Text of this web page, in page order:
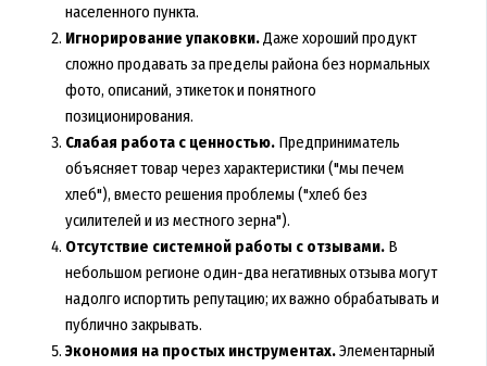
населенного пункта.
Игнорирование упаковки.Даже хороший продукт
сложно продавать за пределы района без нормальных
фото, описаний, этикеток и понятного
позиционирования.
Слабая работа с ценностью.Предприниматель
объясняет товар через характеристики ("мы печем
хлеб"), вместо решения проблемы ("хлеб без
усилителей и из местного зерна").
Отсутствие системной работы с отзывами.В
небольшом регионе один-два негативных отзыва могут
надолго испортить репутацию; их важно обрабатывать и
публично закрывать.
Экономия на простых инструментах.Элементарный